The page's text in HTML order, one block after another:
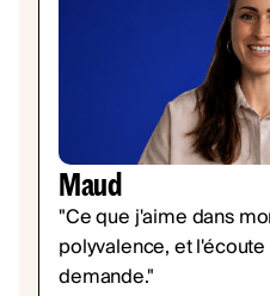
Maud
"Ce que j'aime dans
polyvalence, et
demande."